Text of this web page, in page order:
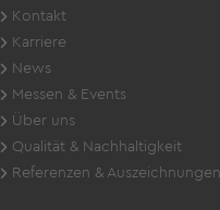
Kontakt
Karriere
News
Messen & Events
Über uns
Qualität & Nachhaltigkeit
Referenzen & Auszeichnungen